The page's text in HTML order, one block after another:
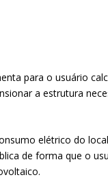
para o usuário
a estrutura
elétrico do
de forma que o